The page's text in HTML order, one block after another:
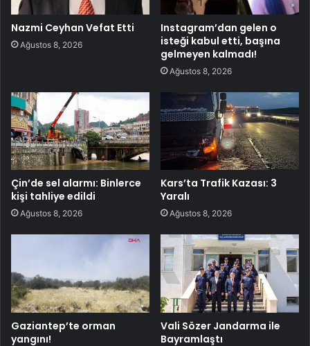
Nazmi Ceyhan Vefat Etti
Ağustos 8, 2026
Instagram’dan gelen o
isteği kabul etti, başına
gelmeyen kalmadı!
Ağustos 8, 2026
Çin’de sel alarmı: Binlerce
kişi tahliye edildi
Ağustos 8, 2026
Kars’ta Trafik Kazası: 3
Yaralı
Ağustos 8, 2026
Gaziantep’te orman
yangını!
Vali Sözer Jandarma ile
Bayramlaştı